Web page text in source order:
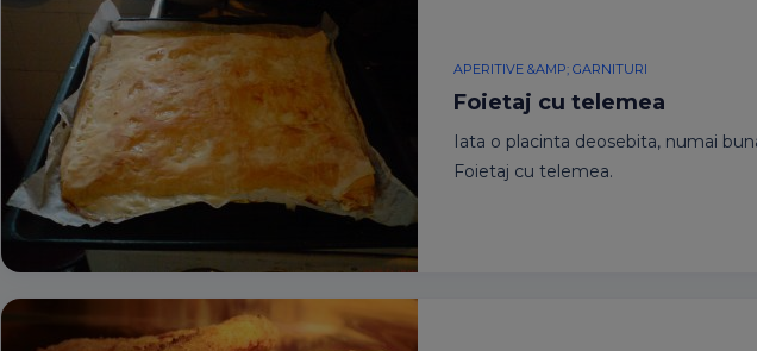
APERITIVE &AMP; GARNITURI
Foietaj cu telemea
Iata o placinta deosebita, numai
Foietaj cu telemea.